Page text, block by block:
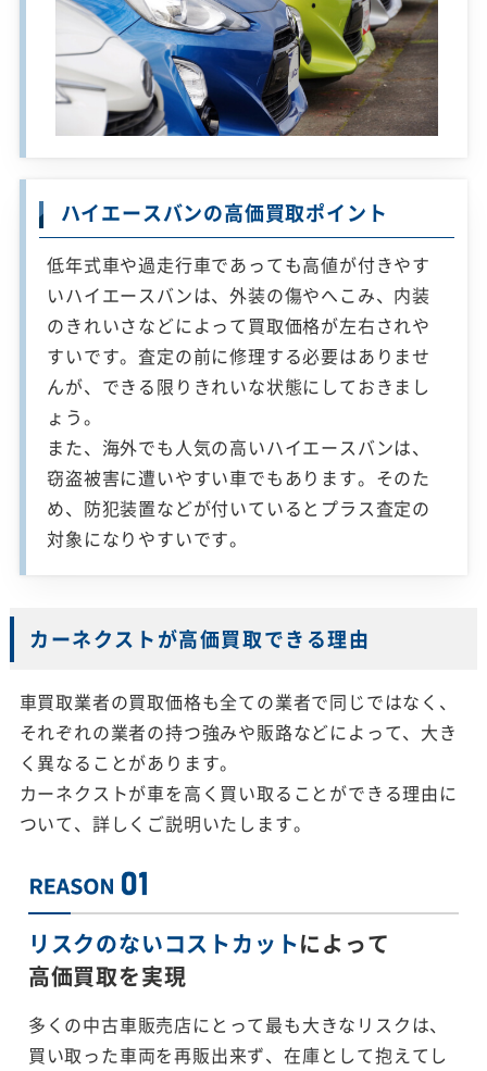
ハイエースバンの高価買取ポイント
低年式車や過走行車であっても高値が付きやす
いハイエースバンは、外装の傷やへこみ、内装
のきれいさなどによって買取価格が左右されや
すいです。査定の前に修理する必要はありませ
んが、できる限りきれいな状態にしておきまし
ょう。
また、海外でも人気の高いハイエースバンは、
窃盗被害に遭いやすい車でもあります。そのた
め、防犯装置などが付いているとプラス査定の
対象になりやすいです。
カーネクストが高価買取できる理由
車買取業者の買取価格も全ての業者で同じではなく、
それぞれの業者の持つ強みや販路などによって、大き
く異なることがあります。
カーネクストが車を高く買い取ることができる理由に
ついて、詳しくご説明いたします。
リスクのないコストカットによって
高価買取を実現
多くの中古車販売店にとって最も大きなリスクは、
買い取った車両を再販出来ず、在庫として抱えてし